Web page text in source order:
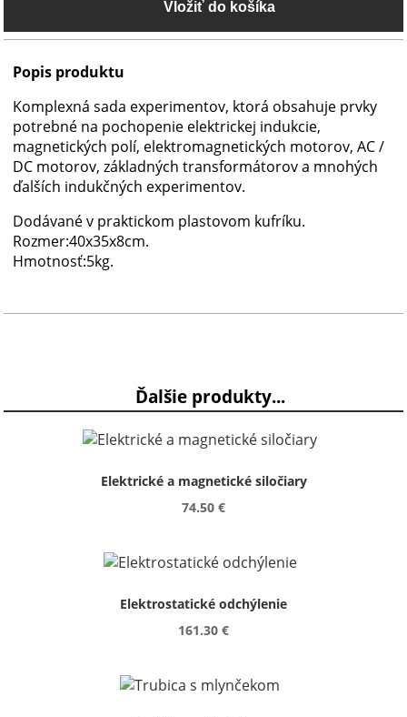
Popis produktu
Komplexná sada experimentov, ktorá obsahuje prvky
potrebné na pochopenie elektrickej indukcie,
magnetických polí, elektromagnetických motorov, AC /
DC motorov, základných transformátorov a mnohých
ďalších indukčných experimentov.
Dodávané v praktickom plastovom kufríku.
Rozmer:40x35x8cm.
Hmotnosť:5kg.
Ďalšie produkty...
Elektrické a magnetické siločiary
74.50 €
Elektrostatické odchýlenie
161.30 €